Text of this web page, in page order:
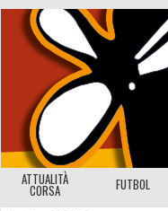
ATTUALITÀ
CORSA FUTBOL